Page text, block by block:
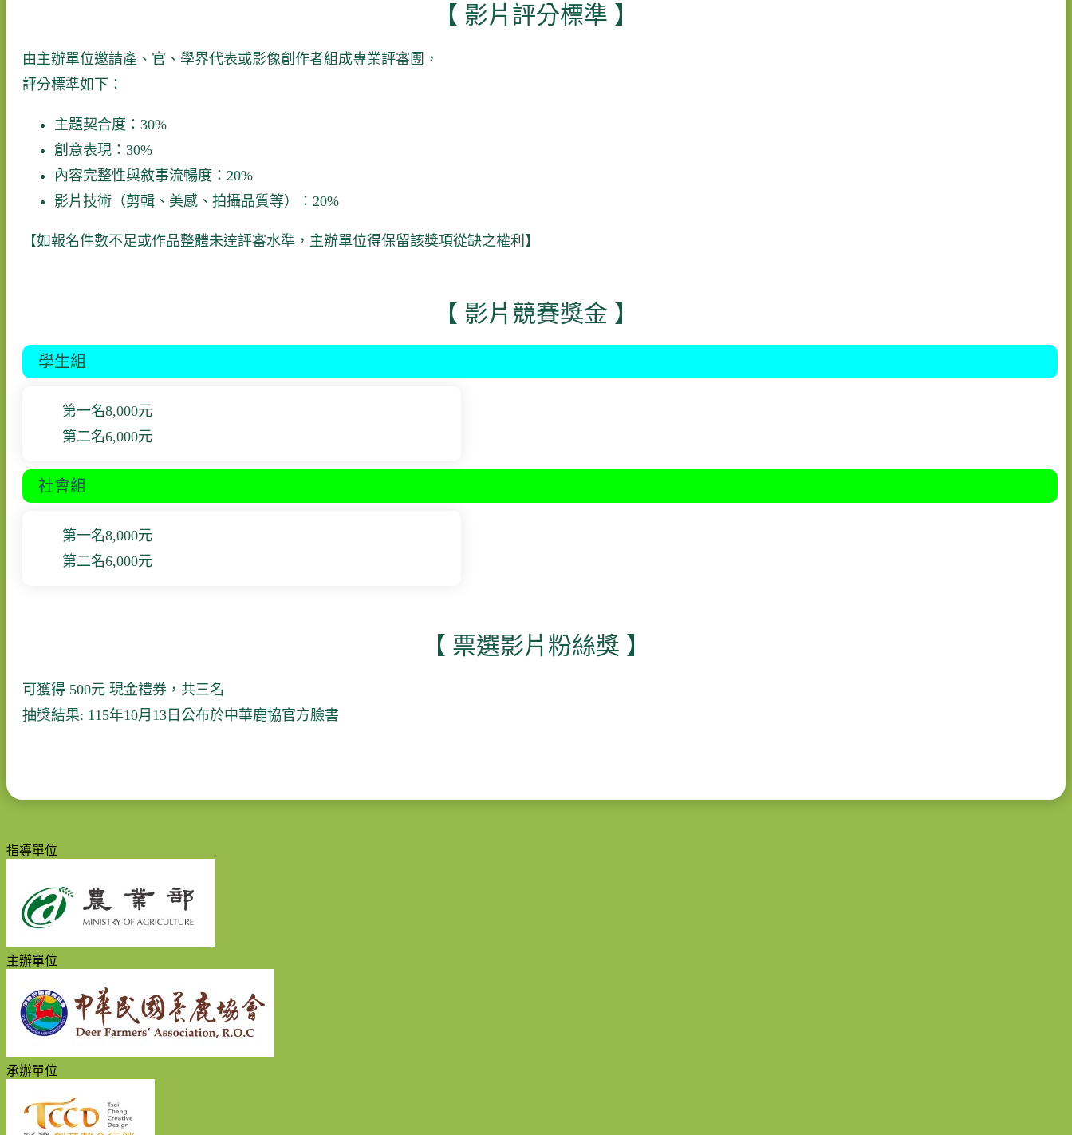
【 影片評分標準 】
由主辦單位邀請產、官、學界代表或影像創作者組成專業評審團，
評分標準如下：
主題契合度：30%
創意表現：30%
內容完整性與敘事流暢度：20%
影片技術（剪輯、美感、拍攝品質等）：20%
【如報名件數不足或作品整體未達評審水準，主辦單位得保留該獎項從缺之權利】
【 影片競賽獎金 】
學生組
第一名8,000元
第二名6,000元
社會組
第一名8,000元
第二名6,000元
【 票選影片粉絲獎 】
可獲得 500元 現金禮券，共三名
抽獎結果: 115年10月13日公布於中華鹿協官方臉書
指導單位
主辦單位
承辦單位